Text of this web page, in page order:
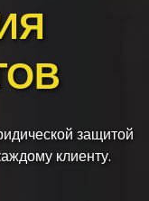
защитой
клиенту.